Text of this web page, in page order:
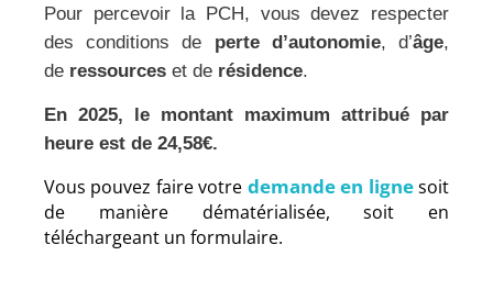
Pour percevoir la PCH, vous devez respecter
des conditions de perte d’autonomie, d’âge,
de ressources et de résidence.
En 2025, le montant maximum attribué par
heure est de 24,58€.
Vous pouvez faire votre demande en lignesoit
de manière dématérialisée, soit en
téléchargeant un formulaire.